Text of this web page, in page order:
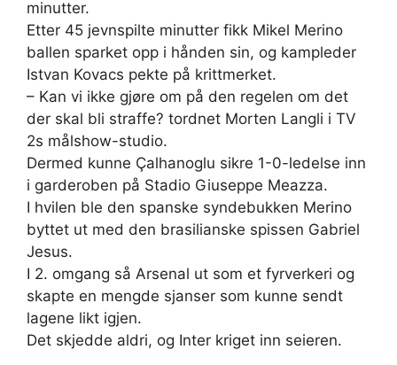
minutter.
Etter 45 jevnspilte minutter fikk Mikel Merino
ballen sparket opp i hånden sin, og kampleder
Istvan Kovacs pekte på krittmerket.
– Kan vi ikke gjøre om på den regelen om det
der skal bli straffe? tordnet Morten Langli i TV
2s målshow-studio.
Dermed kunne Çalhanoglu sikre 1-0-ledelse inn
i garderoben på Stadio Giuseppe Meazza.
I hvilen ble den spanske syndebukken Merino
byttet ut med den brasilianske spissen Gabriel
Jesus.
I 2. omgang så Arsenal ut som et fyrverkeri og
skapte en mengde sjanser som kunne sendt
lagene likt igjen.
Det skjedde aldri, og Inter kriget inn seieren.